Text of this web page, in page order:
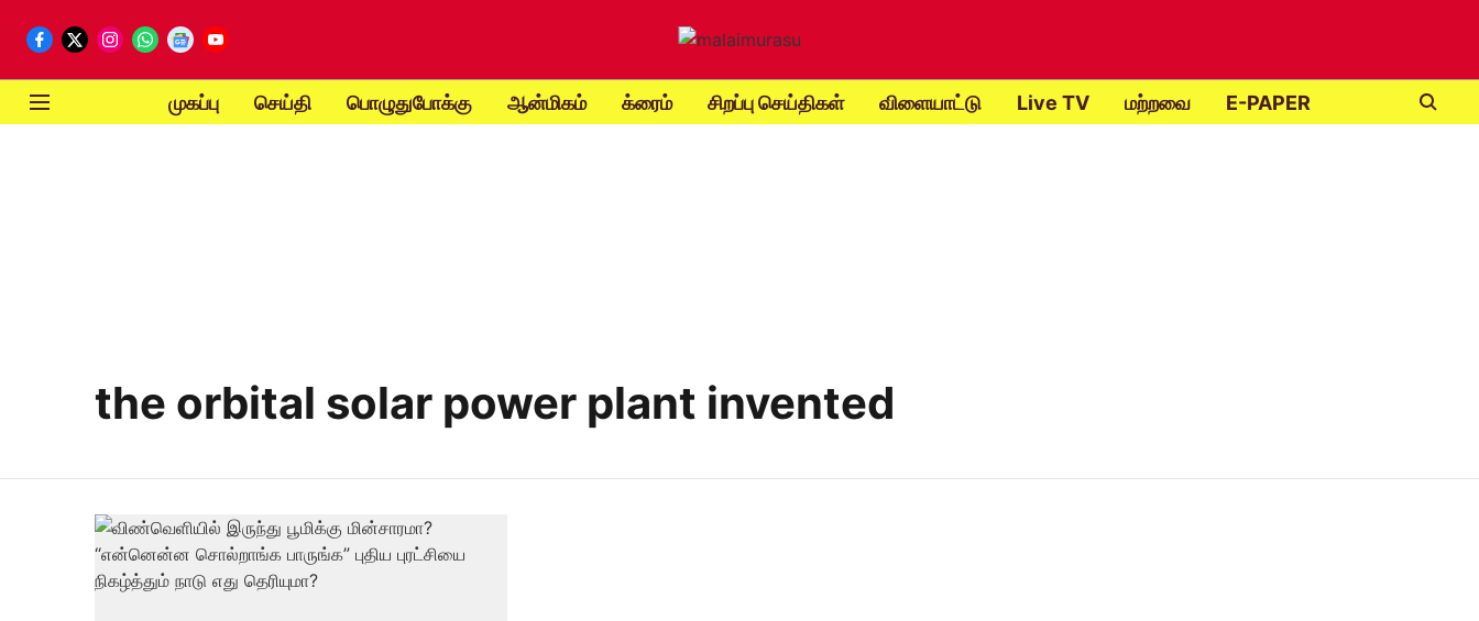
முகப்பு செய்தி பொழுதுபோக்கு ஆன்மிகம் க்ரைம் சிறப்பு செய்திகள் விளையாட்டு Live TV மற்றவை E-PAPER
the orbital solar power plant invented